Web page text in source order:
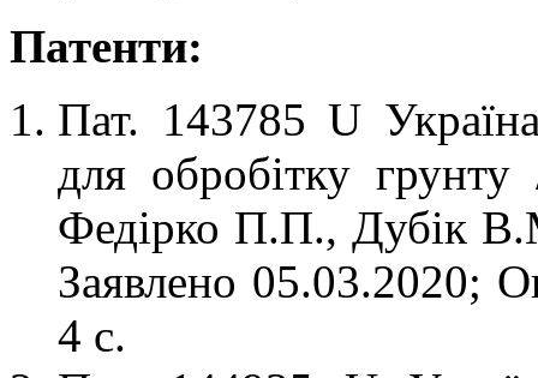
Патенти:
Пат. 143785 U
для обробітку
Федірко П.П., Дубік
Заявлено 05.03.2020;
4 с.